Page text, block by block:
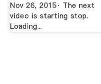
Nov 26, 2015· The next
video is starting stop.
Loading...